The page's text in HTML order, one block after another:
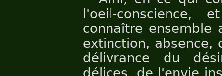
l'oeil-
connaître ensemble
extinction, absence,
délivrance du
délices, de l'envie